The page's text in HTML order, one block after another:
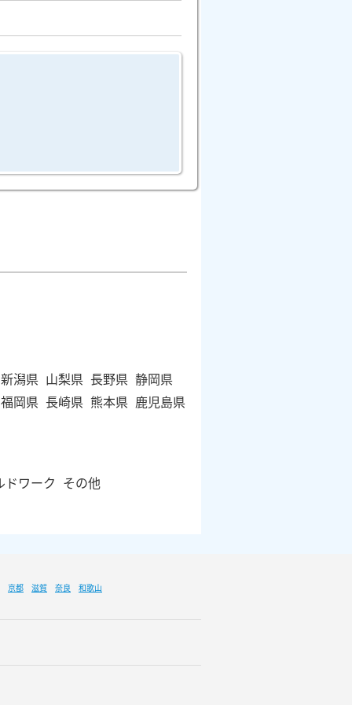
新潟県 山梨県 長野県 静岡県
福岡県 長崎県 熊本県 鹿児島県
ドワーク その他
京都 滋賀 奈良 和歌山